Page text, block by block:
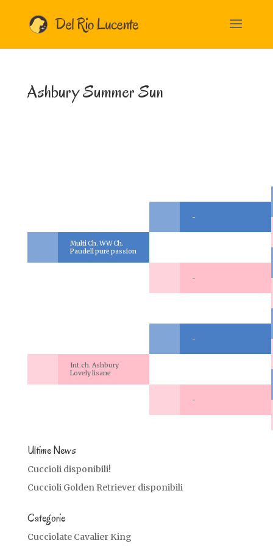
Ashbury Summer Sun
Multi Ch. WW Ch.
Paudell pure passion
Int.ch. Ashbury
Lovely lisane
-
-
-
-
Ultime News
Cuccioli disponibili!
Cuccioli Golden Retriever disponibili
Categorie
Cucciolate Cavalier King